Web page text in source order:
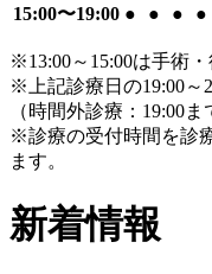
15:00〜19:00 ● ● ● ●
※13:00～15:00は手術
※上記診療日の19:00～
（時間外診療：19:00
※診療の受付時間を診
ます。
新着情報